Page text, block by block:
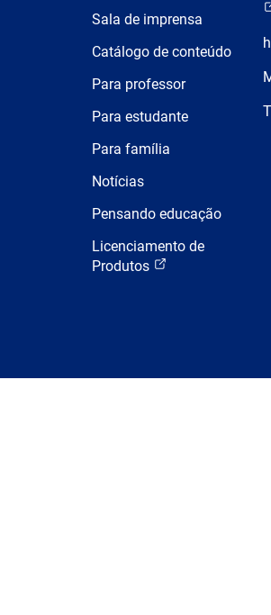
Sala de imprensa
Catálogo de conteúdo
Para professor
Para estudante
Para família
Notícias
Pensando educação
Licenciamento de
Produtos